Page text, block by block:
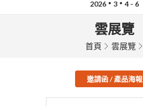
2026 3 4 - 6
雲展覽
首頁 雲展覽
邀請函 / 產品海報